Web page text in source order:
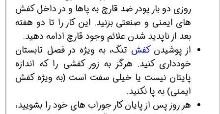
روزی دو بار پودر ضد قارچ به پاها و در داخل کفش
های ایمنی و صنعتی بزنید. این کار را تا دو هفته
بعد از ناپدید شدن علائم وجود قارچ ادامه دهید.
از پوشیدن کفش تنگ، به ویژه در فصل تابستان
خودداری کنید. هرگز به زور کفشی را که اندازه
پایتان نیست یا خیلی سفت است (به ویژه کفش
ایمنی) به پا نکنید.
هر روز پس از پایان کار جوراب های خود را بشویید،